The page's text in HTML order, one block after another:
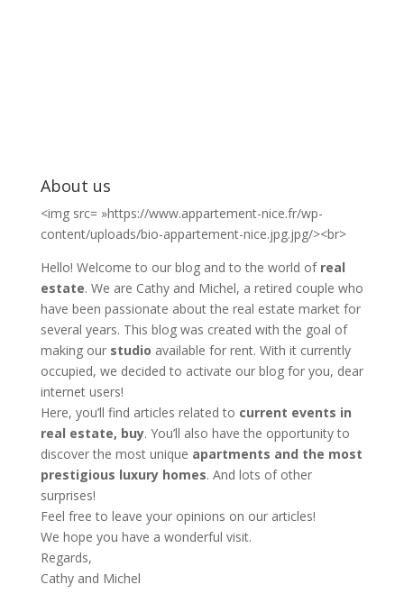
About us
<img src= »https://www.appartement-nice.fr/wp-
content/uploads/bio-appartement-nice.jpg.jpg/><br>
Hello! Welcome to our blog and to the world of real
estate. We are Cathy and Michel, a retired couple who
have been passionate about the real estate market for
several years. This blog was created with the goal of
making our studio available for rent. With it currently
occupied, we decided to activate our blog for you, dear
internet users!
Here, you’ll find articles related to current events in
real estate, buy. You’ll also have the opportunity to
discover the most unique apartments and the most
prestigious luxury homes. And lots of other
surprises!
Feel free to leave your opinions on our articles!
We hope you have a wonderful visit.
Regards,
Cathy and Michel